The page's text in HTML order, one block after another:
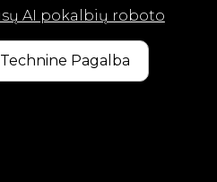
AI pokalbių roboto
Pagalba